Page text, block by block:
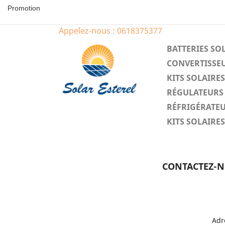
Promotion
Appelez-nous : 0618375377
BATTERIES
KITS
KITS
CONTACTEZ-